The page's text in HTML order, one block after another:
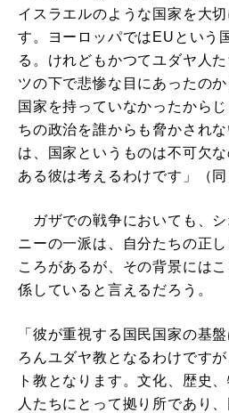
イスラエルのような国家を大
す。ヨーロッパではEUという
る。けれどもかつてユダヤ人
ツの下で悲惨な目にあったの
国家を持っていなかったから
ちの政治を誰からも脅かされ
は、国家というものは不可欠
ある彼は考えるわけです」（同
ガザでの戦争においても、
ニーの一派は、自分たちの正
ころがあるが、その背景には
係していると言えるだろう。
「彼が重視する国民国家の基
ろんユダヤ教となるわけです
ト教となります。文化、歴史
人たちにとって拠り所であり